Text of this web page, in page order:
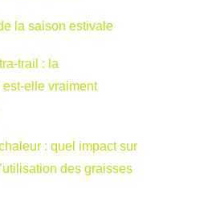
la saison estivale
trail : la
elle vraiment
: quel impact sur
des graisses